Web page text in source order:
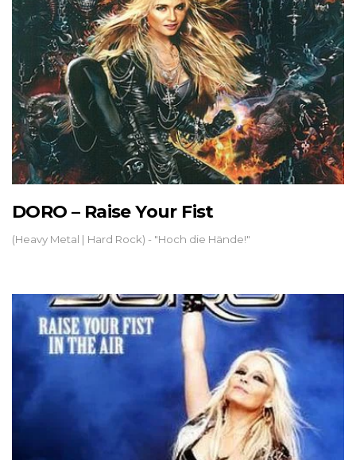
DORO – Raise Your Fist
(Heavy Metal | Hard Rock) - "Hoch die Hände!"